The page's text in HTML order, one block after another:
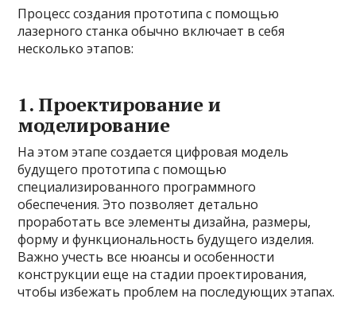
Процесс создания прототипа с помощью
лазерного станка обычно включает в себя
несколько этапов:
1. Проектирование и
моделирование
На этом этапе создается цифровая модель
будущего прототипа с помощью
специализированного программного
обеспечения. Это позволяет детально
проработать все элементы дизайна, размеры,
форму и функциональность будущего изделия.
Важно учесть все нюансы и особенности
конструкции еще на стадии проектирования,
чтобы избежать проблем на последующих этапах.